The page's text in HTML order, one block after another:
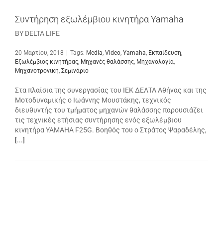
Συντήρηση εξωλέμβιου κινητήρα Yamaha
BY DELTA LIFE
20 Μαρτίου, 2018 Tags: Media, Video, Yamaha, Εκπαίδευση,
Εξωλέμβιος κινητήρας, Μηχανές θαλάσσης, Μηχανολογία,
Μηχανοτρονική, Σεμινάριο
Στα πλαίσια της συνεργασίας του ΙΕΚ ΔΕΛΤΑ Αθήνας και της
Μοτοδυναμικής ο Ιωάννης Μουστάκης, τεχνικός
διευθυντής του τμήματος μηχανών θαλάσσης παρουσιάζει
τις τεχνικές ετήσιας συντήρησης ενός εξωλέμβιου
κινητήρα YAMAHA F25G. Βοηθός του ο Στράτος Ψαραδέλης,
[...]